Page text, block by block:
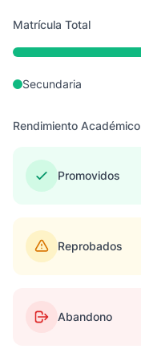
Matrícula Total
Secundaria
Rendimiento Académico
Promovidos
Reprobados
Abandono